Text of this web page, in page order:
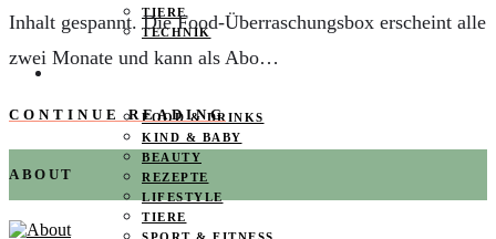
TIERE
TECHNIK
FOOD & DRINKS
KIND & BABY
BEAUTY
REZEPTE
LIFESTYLE
TIERE
Inhalt gespannt. Die Food-Überraschungsbox erscheint alle
zwei Monate und kann als Abo…
CONTINUE READING
ABOUT